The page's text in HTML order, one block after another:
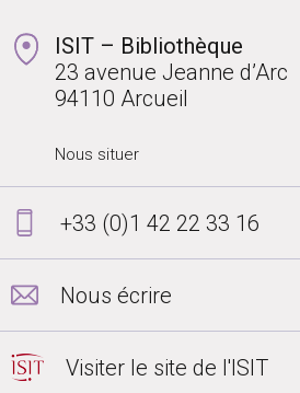
ISIT – Bibliothèque
23 avenue Jeanne d’Arc
94110 Arcueil
Nous situer
+33 (0)1 42 22 33 16
Nous écrire
Visiter le site de l'ISIT